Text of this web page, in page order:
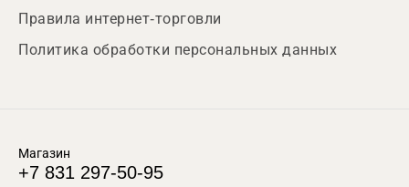
Правила интернет-торговли
Политика обработки персональных данных
Магазин
+7 831 297-50-95